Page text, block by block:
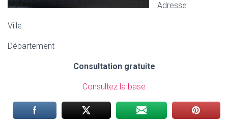
Adresse
Ville
Département
Consultation gratuite
Consultez la base